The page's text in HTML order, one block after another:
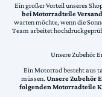
Ein großer Vorteil unseres
bei Motorradteile Versand
warten möchte, wenn die
Team arbeitet
Unsere Zubehör
Ein Motorrad besteht aus
müssen. Unsere Zubehör
folgenden Motorradteile